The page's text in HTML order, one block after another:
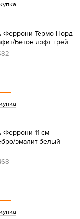
Феррони Термо Норд
Бетон лофт грей
Феррони 11 см
эмалит белый